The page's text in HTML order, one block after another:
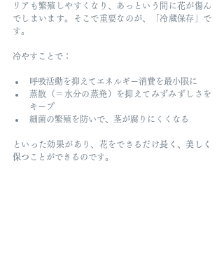
リアも繁殖しやすくなり、あっという間に花が傷ん
でしまいます。そこで重要なのが、「冷蔵保存」で
す。
冷やすことで：
呼吸活動を抑えてエネルギー消費を最小限に
蒸散（＝水分の蒸発）を抑えてみずみずしさを
キープ
細菌の繁殖を防いで、茎が腐りにくくなる
といった効果があり、花をできるだけ長く、美しく
保つ ことができるのです。